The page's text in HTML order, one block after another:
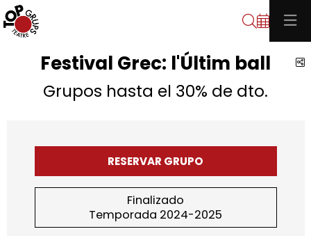
Buscar
Festival Grec: l'Últim ball
Grupos hasta el 30% de dto.
RESERVAR GRUPO
Finalizado
Temporada 2024-2025